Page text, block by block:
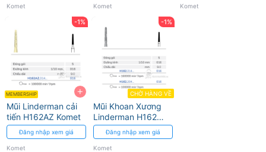
Komet Komet Komet
-1%
+
MEMBERSHIP
Mũi Linderman cải
tiến H162AZ Komet
Đăng nhập xem giá
Komet
-1%
CHỜ HÀNG VỀ
Mũi Khoan Xương
Linderman H162
Komet - Cắt Xác
Thực
Đăng nhập xem giá
Komet